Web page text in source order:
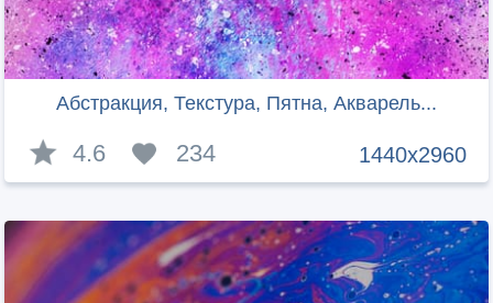
Абстракция, Текстура, Пятна, Акварель...
1440x2960
4.6 234